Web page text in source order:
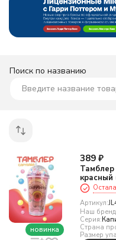
Поиск по названию
новинка
389 ₽
красный
Артикул:
Наш
Серия:
Страна
Размер